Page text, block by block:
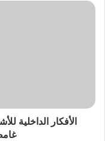
الأفكار الداخلية